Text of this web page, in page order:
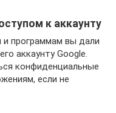
к аккаунту
и программам вы дали
аккаунту Google.
конфиденциальные
если не